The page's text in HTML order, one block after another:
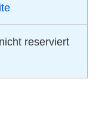
reserviert